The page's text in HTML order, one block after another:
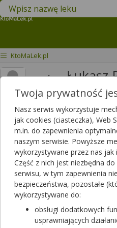
Znajdź lek w swojej okolicy
KtoMaLek.pl
mgr farm.Łukasz
Odpowiedzi
Polecanych
0 Lista
Farmaceuta z apteki w
Twoja prywatność
Nasz serwis wykorzystuje
jak cookies (ciasteczka), Web
m.in. do zapewnienia
naszym serwisie. Powyższe
wykorzystywane przez nas
Część z nich jest niezbędna do
serwisu, w tym zapewnienia
bezpieczeństwa, pozostałe
wykorzystywane do:
obsługi dodatkowych
usprawniających